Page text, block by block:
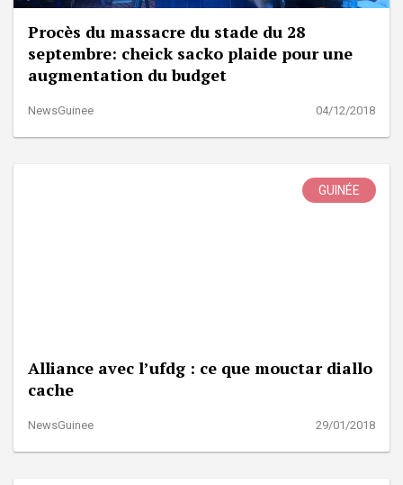
Procès du massacre du stade du 28
septembre: cheick sacko plaide pour une
augmentation du budget
NewsGuinee 04/12/2018
GUINÉE
Alliance avec l’ufdg : ce que mouctar diallo
cache
NewsGuinee 29/01/2018